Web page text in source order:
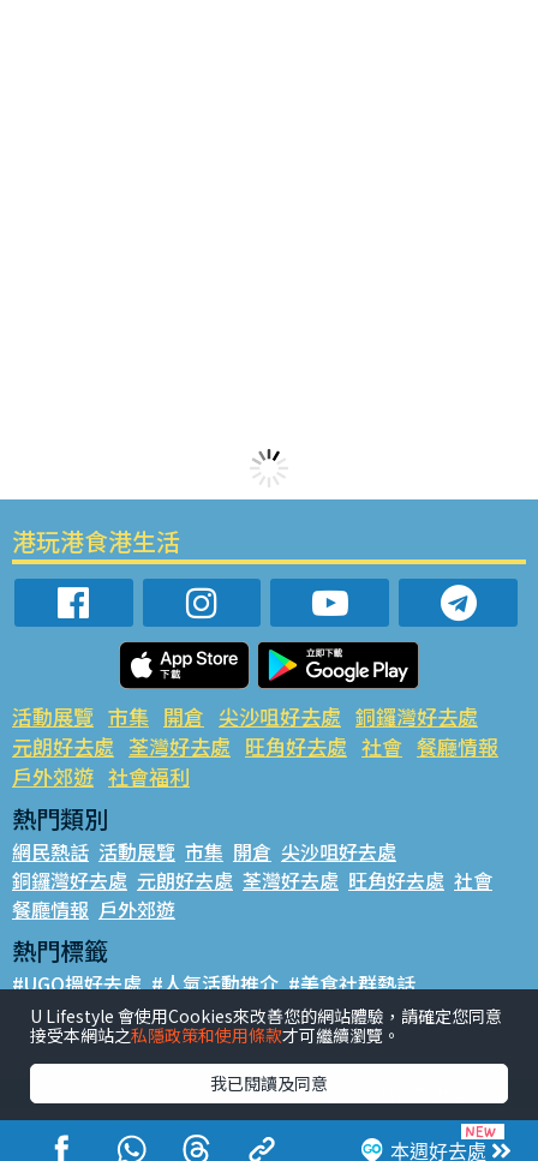
本週好去處
港玩港食港生活
活動展覽 市集 開倉 尖沙咀好去處 銅鑼灣好去處
元朗好去處 荃灣好去處 旺角好去處 社會 餐廳情報
戶外郊遊 社會福利
熱門類別
網民熱話 活動展覽 市集 開倉 尖沙咀好去處
銅鑼灣好去處 元朗好去處 荃灣好去處 旺角好去處 社會
餐廳情報 戶外郊遊
熱門標籤
#UGO搵好去處 #人氣活動推介 #美食社群熱話
#親子玩樂好去處 #ULifestyle應用程式 #限時搶
#UJetso禮物放送 #ULifestyle商戶中心 #著數
香港經濟日報版權所有©2026
U Lifestyle 會使用Cookies來改善您的網站體驗，請確定您同意
接受本網站之私隱政策和使用條款才可繼續瀏覽。
我已閱讀及同意